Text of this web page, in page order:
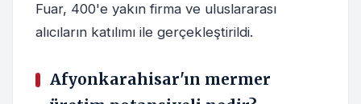
Fuar, 400'e yakın firma ve uluslararası
alıcıların katılımı ile gerçekleştirildi.
Afyonkarahisar'ın mermer